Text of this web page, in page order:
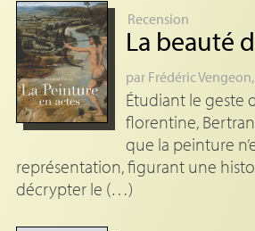
Recension
La beauté
par Frédéric Vengeon
Étudiant le geste
florentine,
que la peinture
représentation, figurant une
décrypter le (…)